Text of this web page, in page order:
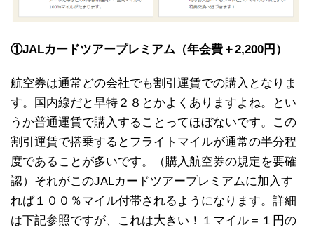
①JALカードツアープレミアム（年会費＋2,200円）
航空券は通常どの会社でも割引運賃での購入となりま
す。国内線だと早特２８とかよくありますよね。とい
うか普通運賃で購入することってほぼないです。この
割引運賃で搭乗するとフライトマイルが通常の半分程
度であることが多いです。（購入航空券の規定を要確
認）それがこのJALカードツアープレミアムに加入す
れば１００％マイル付帯されるようになります。詳細
は下記参照ですが、これは大きい！１マイル＝１円の